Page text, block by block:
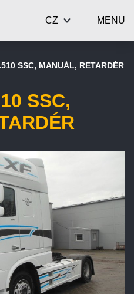
MENU
CZ
SSC, MANUÁL, RETARDÉR
SSC,